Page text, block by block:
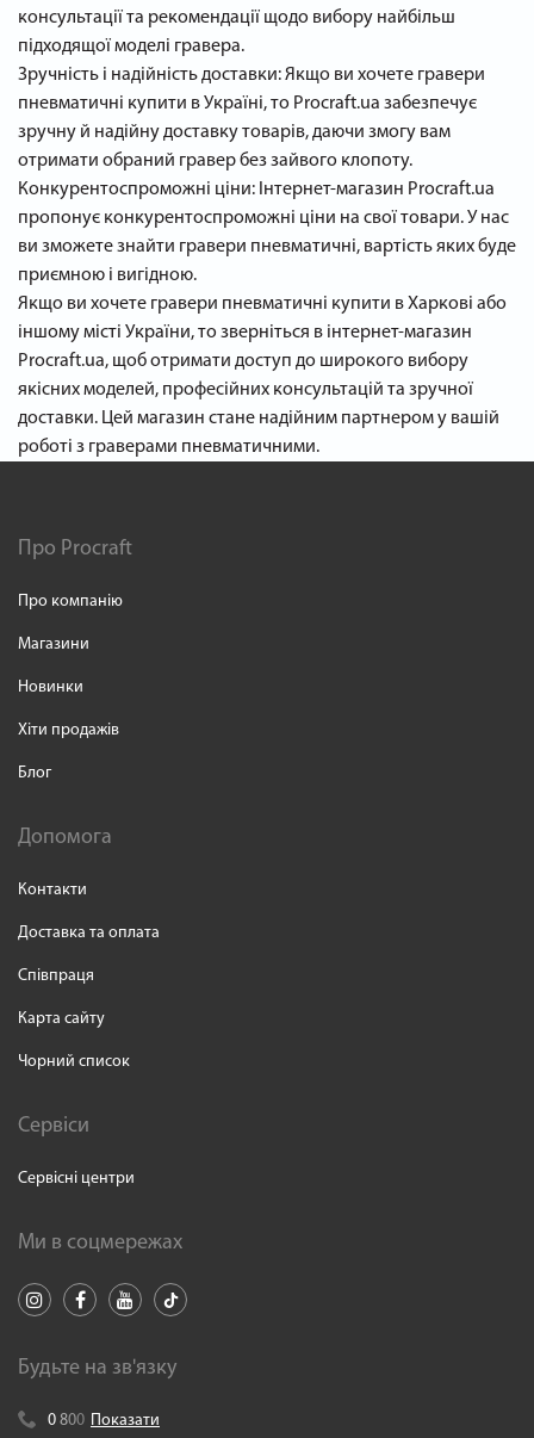
консультації та рекомендації щодо вибору найбільш
підходящої моделі гравера.
Зручність і надійність доставки: Якщо ви хочете гравери
пневматичні купити в Україні, то Procraft.ua забезпечує
зручну й надійну доставку товарів, даючи змогу вам
отримати обраний гравер без зайвого клопоту.
Конкурентоспроможні ціни: Інтернет-магазин Procraft.ua
пропонує конкурентоспроможні ціни на свої товари. У нас
ви зможете знайти гравери пневматичні, вартість яких буде
приємною і вигідною.
Якщо ви хочете гравери пневматичні купити в Харкові або
іншому місті України, то зверніться в інтернет-магазин
Procraft.ua, щоб отримати доступ до широкого вибору
якісних моделей, професійних консультацій та зручної
доставки. Цей магазин стане надійним партнером у вашій
роботі з граверами пневматичними.
Про Procraft
Про компанію
Магазини
Новинки
Хіти продажів
Блог
Допомога
Контакти
Доставка та оплата
Співпраця
Карта сайту
Чорний список
Сервіси
Сервісні центри
Ми в соцмережах
Будьте на зв'язку
0 800 Показати